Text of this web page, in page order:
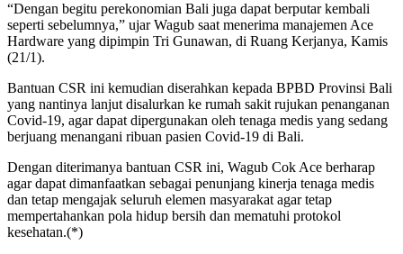
“Dengan begitu perekonomian Bali juga dapat berputar kembali
seperti sebelumnya,” ujar Wagub saat menerima manajemen Ace
Hardware yang dipimpin Tri Gunawan, di Ruang Kerjanya, Kamis
(21/1).
Bantuan CSR ini kemudian diserahkan kepada BPBD Provinsi Bali
yang nantinya lanjut disalurkan ke rumah sakit rujukan penanganan
Covid-19, agar dapat dipergunakan oleh tenaga medis yang sedang
berjuang menangani ribuan pasien Covid-19 di Bali.
Dengan diterimanya bantuan CSR ini, Wagub Cok Ace berharap
agar dapat dimanfaatkan sebagai penunjang kinerja tenaga medis
dan tetap mengajak seluruh elemen masyarakat agar tetap
mempertahankan pola hidup bersih dan mematuhi protokol
kesehatan.(*)